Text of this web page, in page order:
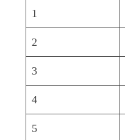
1
2
3
4
5